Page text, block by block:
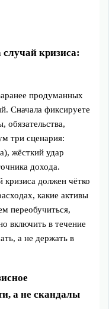
кризиса:
продуманных
Сначала фиксируете
обязательства,
три сценария:
жёсткий удар
дохода.
должен чётко
какие активы
переобучиться,
включить в течение
а не держать в
а не скандалы